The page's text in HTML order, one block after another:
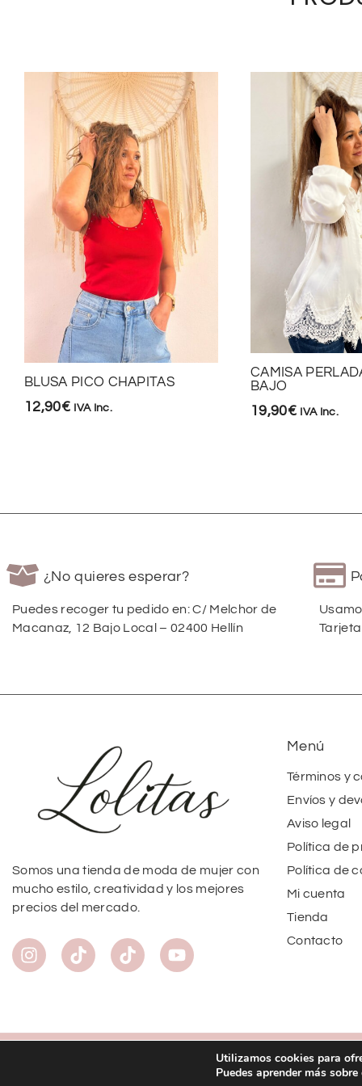
BLUSA PICO CHAPITAS
12,90€ IVA Inc.
CAMISA
BAJO
19,90€ IVA Inc.
¿No quieres esperar?
Puedes recoger tu pedido en: C/ Melchor de
Macanaz, 12 Bajo Local – 02400 Hellín
Somos una tienda de moda de mujer con
mucho estilo, creatividad y los mejores
precios del mercado.
Menú
Términos y
Envíos y
Aviso legal
Política de
Política de
Mi cuenta
Tienda
Contacto
Utilizamos cookies para
Puedes aprender más